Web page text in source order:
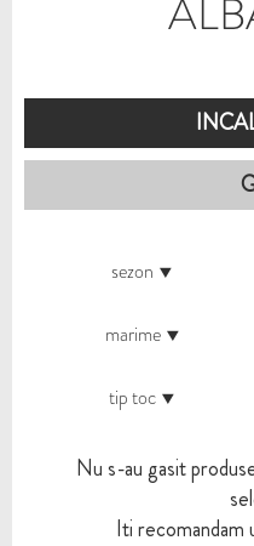
sezon
marime
tip toc
Nu s-au gasit
Iti recomandam